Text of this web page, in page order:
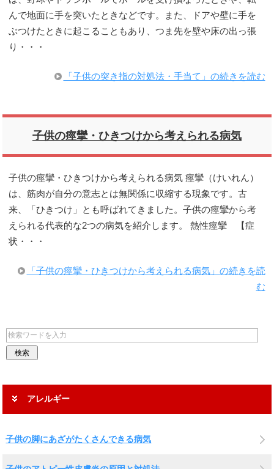
んで地面に手を突いたときなどです。また、ドアや壁に手を
ぶつけたときに起こることもあり、つま先を壁や床の出っ張
り・・・
「子供の突き指の対処法・手当て」の続きを読む
子供の痙攣・ひきつけから考えられる病気
子供の痙攣・ひきつけから考えられる病気 痙攣（けいれん）
は、筋肉が自分の意志とは無関係に収縮する現象です。古
来、「ひきつけ」とも呼ばれてきました。子供の痙攣から考
えられる代表的な2つの病気を紹介します。 熱性痙攣 【症
状・・・
「子供の痙攣・ひきつけから考えられる病気」の続きを読
む
アレルギー
子供の脚にあざがたくさんできる病気